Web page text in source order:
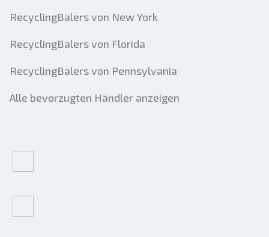
RecyclingBalers von New York
RecyclingBalers von Florida
RecyclingBalers von Pennsylvania
Alle bevorzugten Händler anzeigen